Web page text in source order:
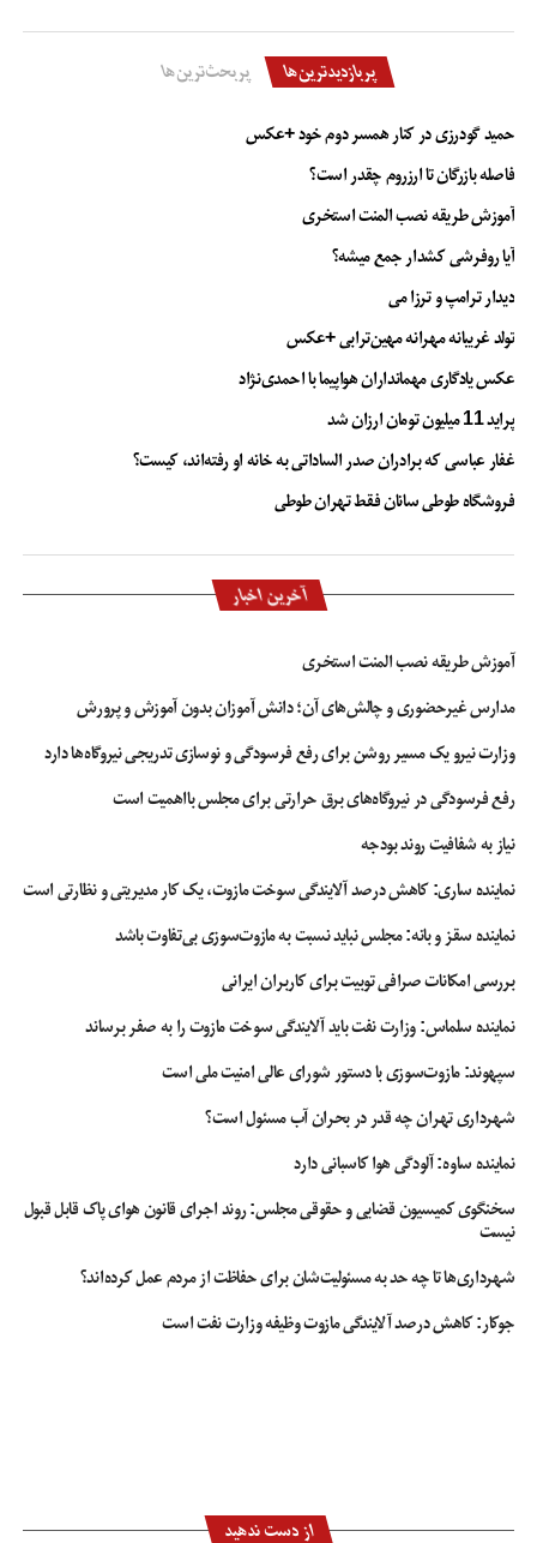
پربازدیدترین‌ها پربحث‌ترین‌ها
حمید گودرزی در کنار همسر دوم خود +عکس
فاصله بازرگان تا ارزروم چقدر است؟
آموزش طریقه نصب المنت استخری
آیا روفرشی کشدار جمع میشه؟
دیدار ترامپ و ترزا می
تولد غریبانه مهرانه مهین‌ترابی +عکس
عکس یادگاری مهمانداران هواپیما با احمدی‌نژاد
پراید 11 میلیون تومان ارزان شد
غفار عباسی که برادران صدر الساداتی به خانه او رفته‌اند، کیست؟
فروشگاه طوطی سانان فقط تهران طوطی
آخرین اخبار
آموزش طریقه نصب المنت استخری
مدارس غیرحضوری و چالش‌های آن؛ دانش آموزان بدون آموزش و پرورش
وزارت نیرو یک مسیر روشن برای رفع فرسودگی و نوسازی تدریجی نیروگاه‌ها دارد
رفع فرسودگی در نیروگاه‌های برق حرارتی برای مجلس بااهمیت است
نیاز به شفافیت روند بودجه
نماینده ساری: کاهش درصد آلایندگی سوخت مازوت، یک کار مدیریتی و نظارتی است
نماینده سقز و بانه: مجلس نباید نسبت به مازوت‌سوزی بی‌تفاوت باشد
بررسی امکانات صرافی توبیت برای کاربران ایرانی
نماینده سلماس: وزارت نفت باید آلایندگی سوخت مازوت را به صفر برساند
سپهوند:‌ مازوت‌سوزی با دستور شورای عالی امنیت ملی است
شهرداری تهران چه قدر در بحران آب مسئول است؟
نماینده ساوه: آلودگی هوا کاسبانی دارد
سخنگوی کمیسیون قضایی و حقوقی مجلس: روند اجرای قانون هوای پاک قابل قبول
نیست
شهرداری‌ها تا چه حد به مسئولیت‌شان برای حفاظت از مردم عمل کرده‌اند؟
جوکار: کاهش درصد آلایندگی مازوت وظیفه وزارت نفت است
از دست ندهید